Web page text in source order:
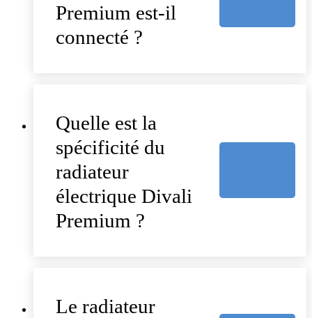
Premium est-il
connecté ?
Quelle est la
spécificité du
radiateur
électrique Divali
Premium ?
Le radiateur